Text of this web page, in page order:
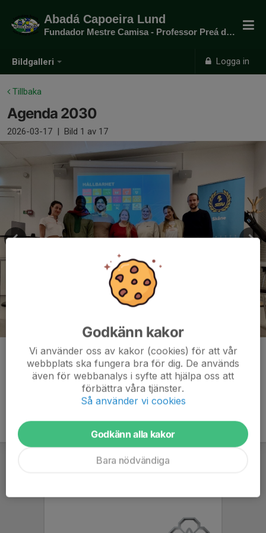
Bildgalleri Logga in
Abadá Capoeira Lund
Fundador Mestre Camisa - Professor Preá do mato
Tillbaka
Agenda 2030
2026-03-17 | Bild 1 av 17
Kommentarer
Godkänn kakor
Vi använder oss av kakor (cookies) för att vår
webbplats ska fungera bra för dig. De används
även för webbanalys i syfte att hjälpa oss att
förbättra våra tjänster.
Så använder vi cookies
Godkänn alla kakor
Bara nödvändiga